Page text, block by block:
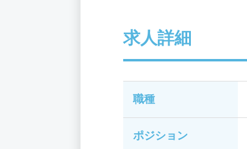
求人詳細
職種
ポジション